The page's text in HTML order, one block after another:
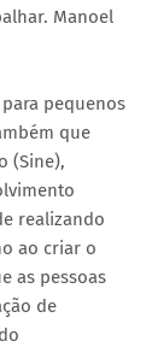
Manoel
pequenos
que
(Sine),
realizando
ao criar o
as pessoas
de